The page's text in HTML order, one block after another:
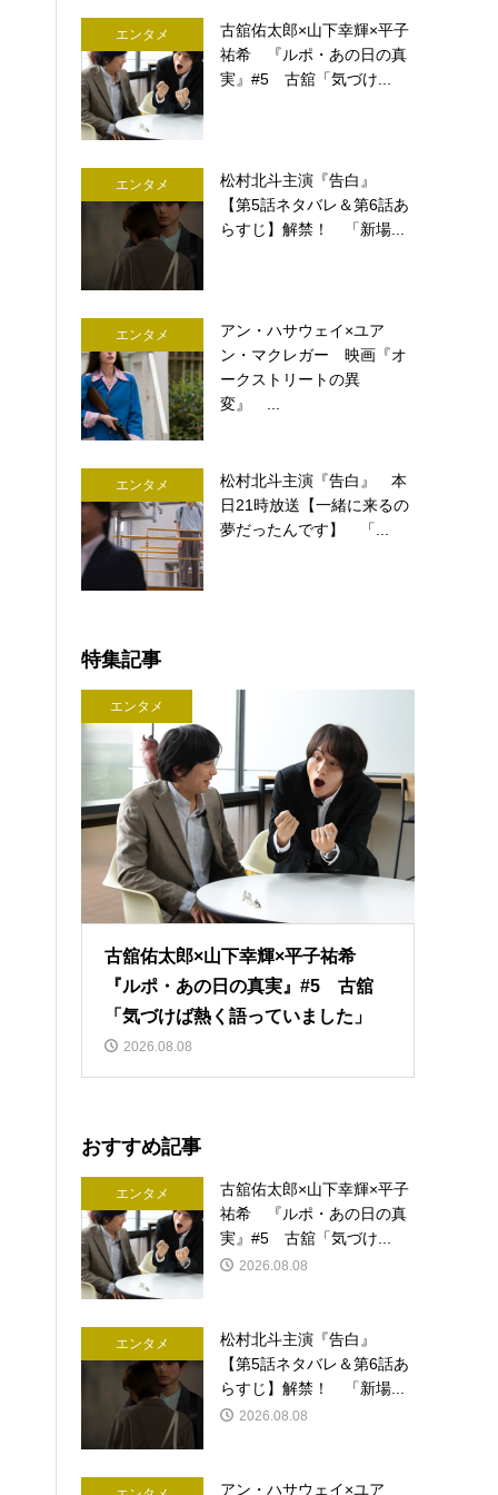
エンタメ
古舘佑太郎×山下幸輝×平子
祐希 『ルポ・あの日の真
実』#5 古舘「気づけ...
エンタメ
松村北斗主演『告白』
【第5話ネタバレ＆第6話あ
らすじ】解禁！ 「新場...
エンタメ
アン・ハサウェイ×ユア
ン・マクレガー 映画『オ
ークストリートの異
変』 ...
エンタメ
松村北斗主演『告白』 本
日21時放送【一緒に来るの
夢だったんです】 「...
特集記事
エンタメ
古舘佑太郎×山下幸輝×平子祐希
『ルポ・あの日の真実』#5 古舘
「気づけば熱く語っていました」
2026.08.08
おすすめ記事
エンタメ
古舘佑太郎×山下幸輝×平子
祐希 『ルポ・あの日の真
実』#5 古舘「気づけ...
2026.08.08
エンタメ
松村北斗主演『告白』
【第5話ネタバレ＆第6話あ
らすじ】解禁！ 「新場...
2026.08.08
アン・ハサウェイ×ユア